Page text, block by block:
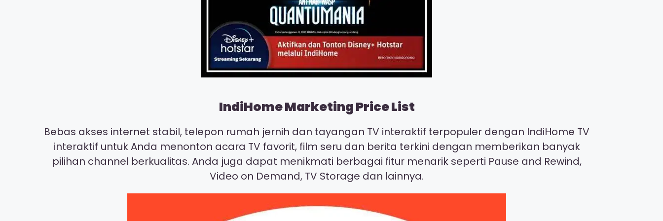
IndiHome Marketing Price List
Bebas akses internet stabil, telepon rumah jernih dan tayangan TV interaktif terpopuler dengan IndiHome TV
interaktif untuk Anda menonton acara TV favorit, film seru dan berita terkini dengan memberikan banyak
pilihan channel berkualitas. Anda juga dapat menikmati berbagai fitur menarik seperti Pause and Rewind,
Video on Demand, TV Storage dan lainnya.